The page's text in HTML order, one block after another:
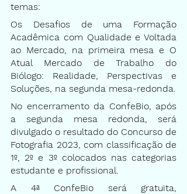
temas:
Os Desafios de uma Formação
Acadêmica com Qualidade e Voltada
ao Mercado, na primeira mesa e O
Atual Mercado de Trabalho do
Biólogo: Realidade, Perspectivas e
Soluções, na segunda mesa-redonda.
No encerramento da ConfeBio, após
a segunda mesa redonda, será
divulgado o resultado do Concurso de
Fotografia 2023, com classificação de
1º, 2º e 3º colocados nas categorias
estudante e profissional.
A 4ª ConfeBio será gratuita,